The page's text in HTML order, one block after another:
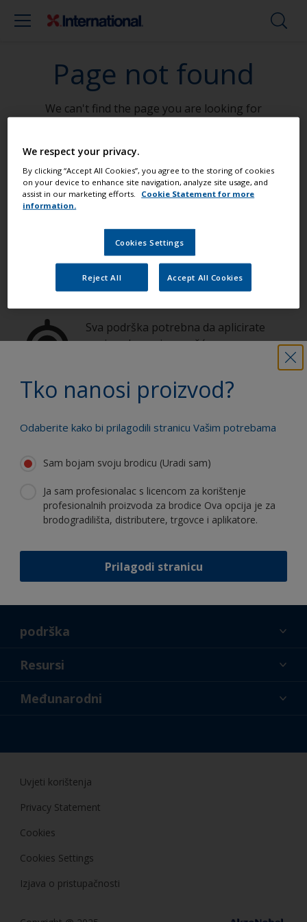
Page not found
We can't find the page you are looking for
Go To Home
Tko nanosi proizvod?
Odaberite kako bi prilagodili stranicu Vašim potrebama
Sam bojam svoju brodicu (Uradi sam)
Ja sam profesionalac s licencom za korištenje
profesionalnih proizvoda za brodice Ova opcija je za
brodogradilišta, distributere, trgovce i aplikatore.
Prilagodi stranicu
Postignite profesionalni rezultat
Pronađite najbolje proizvode kako bi
Vaša brodica bila u vrhunskom stanju
Sva podrška potrebna da aplicirate
proizvode sa sigurnošću
Koristite naše stalne inovacije i
stručnost
Follow International
podrška
O nama
Resursi
Novosti
Međunarodni
Uvjeti korištenja
Privacy Statement
Cookies
Cookies Settings
Izjava o pristupačnosti
We respect your privacy.
By clicking “Accept All Cookies”, you agree to the storing of cookies
on your device to enhance site navigation, analyze site usage, and
assist in our marketing efforts.
Cookie Statement for more
information.
Cookies Settings
Reject All Accept All Cookies